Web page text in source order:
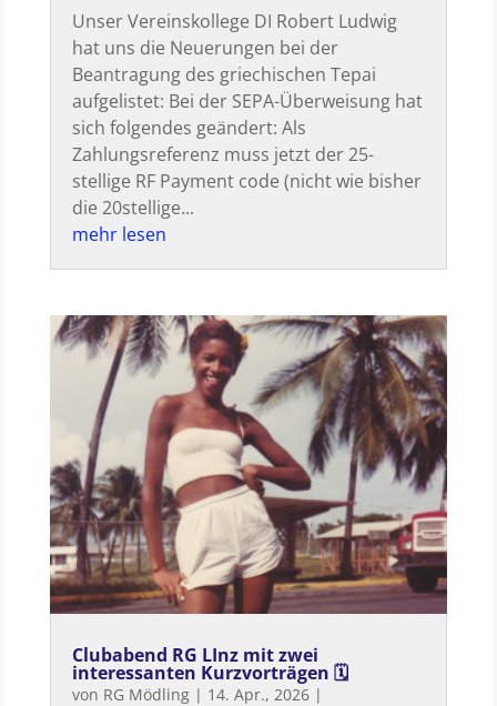
Unser Vereinskollege DI Robert Ludwig
hat uns die Neuerungen bei der
Beantragung des griechischen Tepai
aufgelistet: Bei der SEPA-Überweisung hat
sich folgendes geändert: Als
Zahlungsreferenz muss jetzt der 25-
stellige RF Payment code (nicht wie bisher
die 20stellige...
mehr lesen
Clubabend RG LInz mit zwei
interessanten Kurzvorträgen 🗓
von RG Mödling| 14. Apr., 2026|